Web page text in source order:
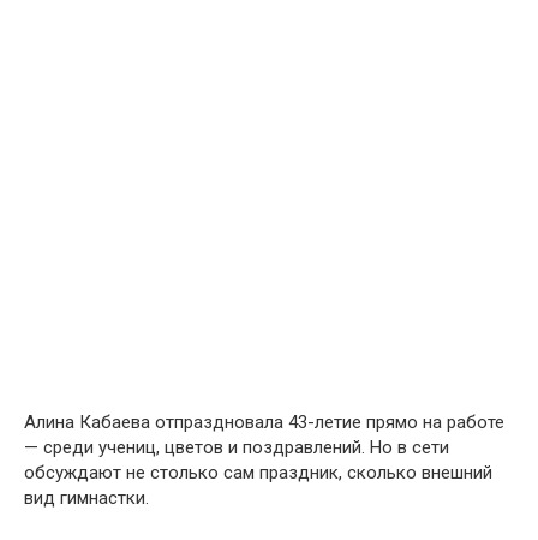
Алина Кабаева отпраздновала 43-летие прямо на работе
— среди учениц, цветов и поздравлений. Но в сети
обсуждают не столько сам праздник, сколько внешний
вид гимнастки.